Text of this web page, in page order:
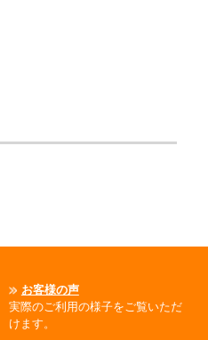
お客様の声
実際のご利用の様子をご覧いただ
けます。